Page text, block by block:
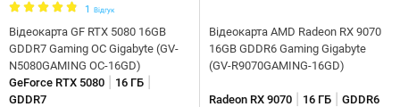
1 Відгук
Відеокарта GF RTX 5080 16GB
GDDR7 Gaming OC Gigabyte (GV-
N5080GAMING OC-16GD)
GeForce RTX 5080
16 ГБ
GDDR7
Відеокарта AMD Radeon RX 9070
16GB GDDR6 Gaming Gigabyte
(GV-R9070GAMING-16GD)
Radeon RX 9070 16 ГБ GDDR6